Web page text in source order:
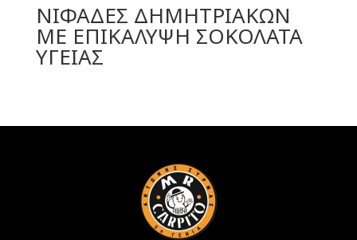
ΝΙΦΑΔΕΣ ΔΗΜΗΤΡΙΑΚΩΝ
ΜΕ ΕΠΙΚΑΛΥΨΗ ΣΟΚΟΛΑΤΑ
ΥΓΕΙΑΣ